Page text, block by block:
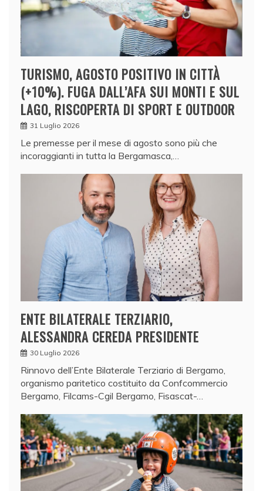
TURISMO, AGOSTO POSITIVO IN CITTÀ
(+10%). FUGA DALL’AFA SUI MONTI E SUL
LAGO, RISCOPERTA DI SPORT E OUTDOOR
31 Luglio 2026
Le premesse per il mese di agosto sono più che
incoraggianti in tutta la Bergamasca,…
ENTE BILATERALE TERZIARIO,
ALESSANDRA CEREDA PRESIDENTE
30 Luglio 2026
Rinnovo dell’Ente Bilaterale Terziario di Bergamo,
organismo paritetico costituito da Confcommercio
Bergamo, Filcams-Cgil Bergamo, Fisascat-…